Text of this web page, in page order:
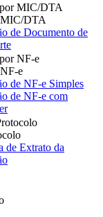
MIC/DTA
MIC/DTA
de Documento de
NF-e
e
de NF-e Simples
de NF-e com
de Extrato da